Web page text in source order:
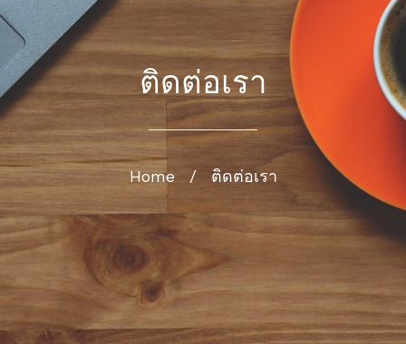
ติดต่อเรา
Home / ติดต่อเรา